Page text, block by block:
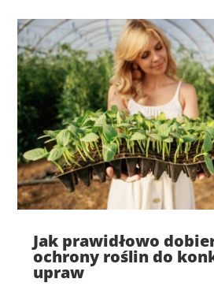
Jak prawidłowo
ochrony roślin do
upraw